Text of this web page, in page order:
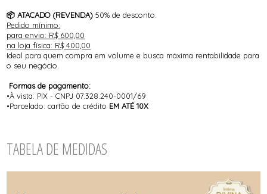
📦 ATACADO (REVENDA)50% de desconto.
Pedido mínimo:
para envio: R$ 600,00
na loja física: R$ 400,00
Ideal para quem compra em volume e busca máxima rentabilidade para
o seu negócio.
Formas de pagamento:
•À vista: PIX - CNPJ 07.328.240-0001/69
•Parcelado: cartão de crédito EM ATÉ 10X
TABELA DE MEDIDAS